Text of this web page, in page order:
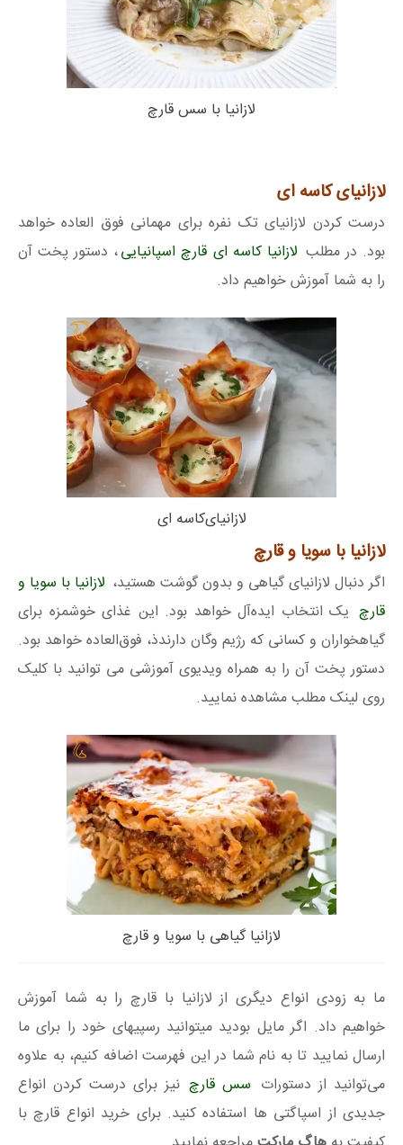
لازانیا با سس قارچ
لازانیای کاسه ای
درست کردن لازانیای تک نفره برای مهمانی فوق العاده خواهد
بود. در مطلب لازانیا کاسه ای قارچ اسپانیایی، دستور پخت آن
را به شما آموزش خواهیم داد.
لازانیای‌کاسه ای
لازانیا با سویا و قارچ
اگر دنبال لازانیای گیاهی و بدون گوشت هستید، لازانیا با سویا و
قارچ یک انتخاب ایده‌آل خواهد بود. این غذای خوشمزه برای
گیاهخواران و کسانی که رژیم وگان دارندذ، فوق‌العاده خواهد بود.
دستور پخت آن را به همراه ویدیوی آموزشی می توانید با کلیک
روی لینک مطلب مشاهده نمایید.
لازانیا گیاهی با سویا و قارچ
ما به زودی انواع دیگری از لازانیا با قارچ را به شما آموزش
خواهیم داد. اگر مایل بودید میتوانید رسپیهای خود را برای ما
ارسال نمایید تا به نام شما در این فهرست اضافه کنیم، به علاوه
می‌توانید از دستورات سس قارچ نیز برای درست کردن انواع
جدیدی از اسپاگتی ها استفاده کنید. برای خرید انواع قارچ با